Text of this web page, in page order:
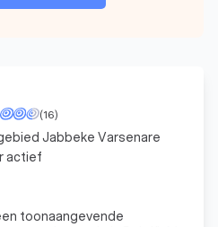
(16)
toonaangevende
Jabbeke Varsenare
actief